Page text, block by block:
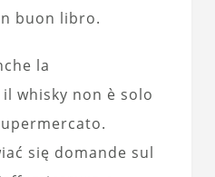
buon libro.
la
whisky non è solo
się domande sul